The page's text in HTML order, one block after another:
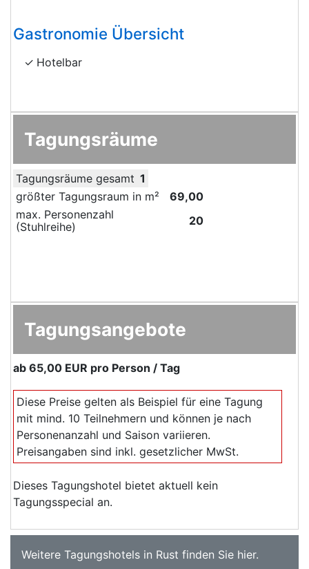
Gastronomie Übersicht
Hotelbar
Tagungsräume
Tagungsräume gesamt 1
größter Tagungsraum in m²
69,00
max. Personenzahl
(Stuhlreihe)
20
Tagungsangebote
ab 65,00 EUR pro Person / Tag
Diese Preise gelten als Beispiel für eine Tagung
mit mind. 10 Teilnehmern und können je nach
Personenanzahl und Saison variieren.
Preisangaben sind inkl. gesetzlicher MwSt.
Dieses Tagungshotel bietet aktuell kein
Tagungsspecial an.
Weitere Tagungshotels in Rust finden Sie hier.